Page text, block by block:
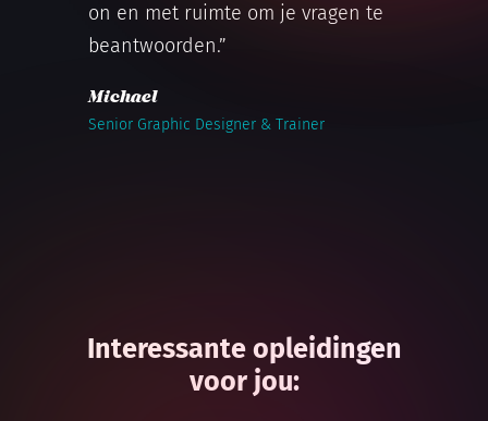
on en met ruimte om je vragen te
beantwoorden.”
Michael
Senior Graphic Designer & Trainer
Interessante opleidingen
voor jou: